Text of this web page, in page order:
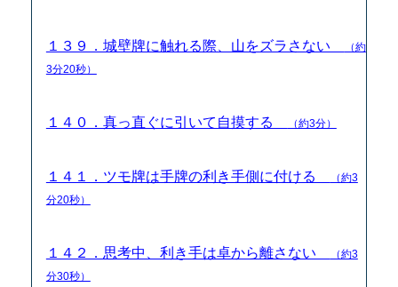
１３９．城壁牌に触れる際、山をズラさない
（約
3分20秒）
１４０．真っ直ぐに引いて自摸する （約3分）
１４１．ツモ牌は手牌の利き手側に付ける
（約3
分20秒）
１４２．思考中、利き手は卓から離さない
（約3
分30秒）